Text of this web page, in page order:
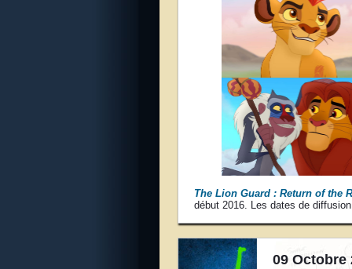
The Lion Guard : Return of the
début 2016. Les dates de
09 Octobre